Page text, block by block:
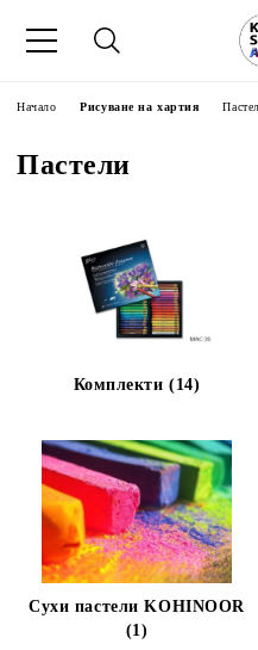
Начало Рисуване на хартия
Пастели
Комплекти (14)
Сухи пастели KOHINOOR
(1)